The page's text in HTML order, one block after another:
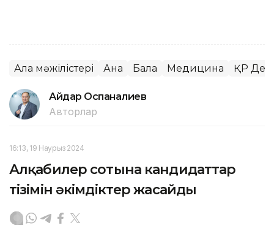
Алқа мәжілістері Ана Бала Медицина ҚР
Айдар Оспаналиев
Авторлар
16:13, 19 Наурыз 2024
Алқабилер сотына кандидаттар
тізімін әкімдіктер жасайды